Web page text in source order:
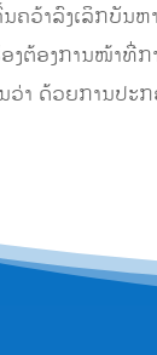
ຄວ້າລົງເລິກບັນຫ
ຕ້ອງການໜ້າທີ່ກ
ຍການປະກອບສ່